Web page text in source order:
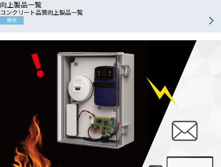
向上製品一覧
コンクリート品質向上製品一覧
販売